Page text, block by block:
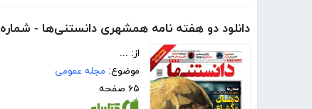
دانلود دو هفته نامه همشهری دانستنی‌ها - شماره 264
از: ...
موضوع: مجله عمومی
۶۵ صفحه